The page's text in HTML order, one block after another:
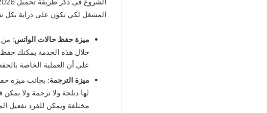
المشغل لكي تكون على دراية
ميزة حفظ حالات الواتس: من
خلال هذه الخدمة يمكنك حفظ
على أن العملية الخاصة
ميزة الترجمة: بجانب ميزة
لها دبلجة ولا ترجمة ولا
مختلفة ويمكن للفرد تفعيل